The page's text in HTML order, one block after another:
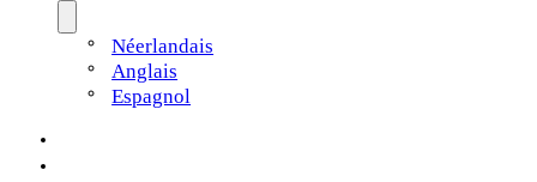
Néerlandais
Anglais
Espagnol